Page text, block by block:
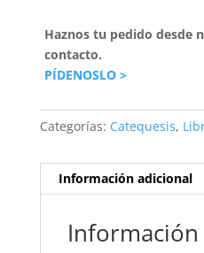
Haznos tu pedido desde
contacto.
PÍDENOSLO >
Categorías: Catequesis,
Información adicional